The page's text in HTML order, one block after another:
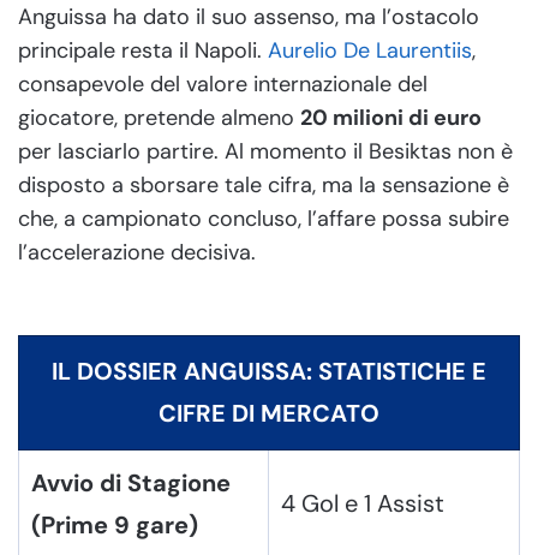
Anguissa ha dato il suo assenso, ma l’ostacolo
principale resta il Napoli. Aurelio De Laurentiis,
consapevole del valore internazionale del
giocatore, pretende almeno 20 milioni di euro
per lasciarlo partire. Al momento il Besiktas non è
disposto a sborsare tale cifra, ma la sensazione è
che, a campionato concluso, l’affare possa subire
l’accelerazione decisiva.
IL DOSSIER ANGUISSA: STATISTICHE E
CIFRE DI MERCATO
Avvio di Stagione
(Prime 9 gare)
4 Gol e 1 Assist